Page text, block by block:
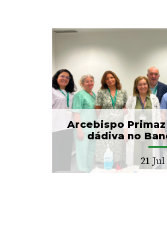
Arcebispo
dádiva no
21 Jul
CIM
Local